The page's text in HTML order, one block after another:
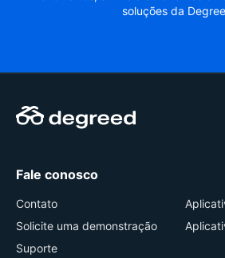
soluções da
Fale conosco
Contato
Solicite uma demonstração
Suporte